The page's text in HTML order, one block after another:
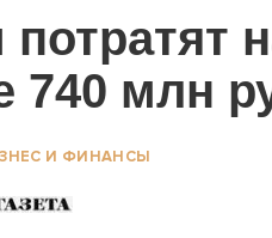
740 млн
И ФИНАНСЫ